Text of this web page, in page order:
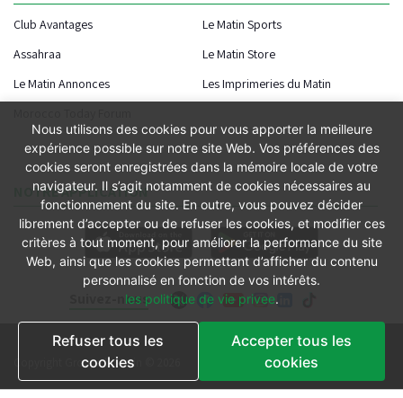
Suivez-nous
Club Avantages
Le Matin Sports
Assahraa
Le Matin Store
Le Matin Annonces
Les Imprimeries du Matin
NOTRE APPLICATION
Copyright Groupe le Matin © 2026
Conditions générales
Conditions de vente
Nous utilisons des cookies pour vous apporter la meilleure
expérience possible sur notre site Web. Vos préférences des
cookies seront enregistrées dans la mémoire locale de votre
navigateur. Il s’agit notamment de cookies nécessaires au
fonctionnement du site. En outre, vous pouvez décider
librement d’accepter ou de refuser les cookies, et modifier ces
critères à tout moment, pour améliorer la performance du site
Web, ainsi que les cookies permettant d’afficher du contenu
personnalisé en fonction de vos intérêts.
les politique de vie privee.
Refuser tous les
cookies
Accepter tous les
cookies